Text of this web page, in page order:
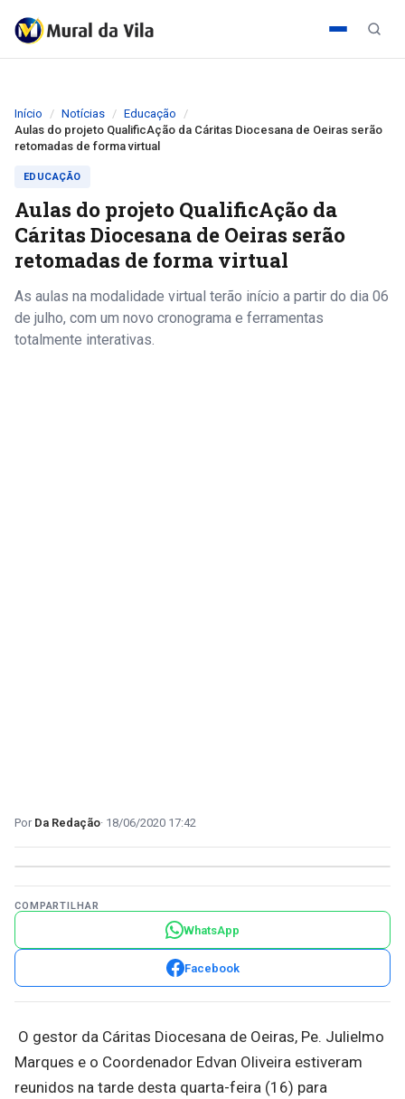
Início Notícias
Educação
Aulas do projeto QualificAção da Cáritas Diocesana de Oeiras serão
retomadas de forma virtual
EDUCAÇÃO
Aulas do projeto QualificAção da
Cáritas Diocesana de Oeiras serão
retomadas de forma virtual
As aulas na modalidade virtual terão início a partir do dia 06
de julho, com um novo cronograma e ferramentas
totalmente interativas.
Da Redação 18/06/2020 17:42
COMPARTILHAR
WhatsApp
Facebook
O gestor da Cáritas Diocesana de Oeiras, Pe. Julielmo
Marques e o Coordenador Edvan Oliveira estiveram
reunidos na tarde desta quarta-feira (16) para